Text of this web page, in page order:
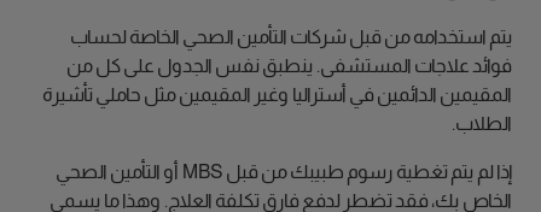
يتم استخدامه من قبل شركات التأمين الصحي الخاصة لحساب
فوائد علاجات المستشفى. ينطبق نفس الجدول على كل من
المقيمين الدائمين في أستراليا وغير المقيمين مثل حاملي تأشيرة
الطلاب.
إذا لم يتم تغطية رسوم طبيبك من قبل MBS أو التأمين الصحي
الخاص بك، فقد تضطر لدفع فارق تكلفة العلاج. وهذا ما يسمى